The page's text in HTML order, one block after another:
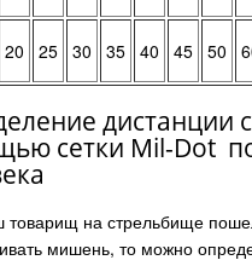
20 25 30 35 40 45 50
дистанции с
сетки Mil-Dot
товарищ на стрельбище
мишень, то можно